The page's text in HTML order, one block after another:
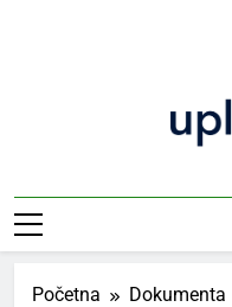
Početna
Dokumenta